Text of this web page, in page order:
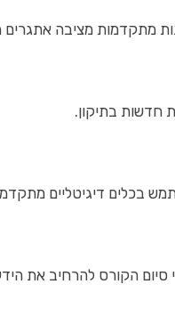
מתקדמות מציבה
בכלים דיגיטליים
סיום הקורס להרחיב את